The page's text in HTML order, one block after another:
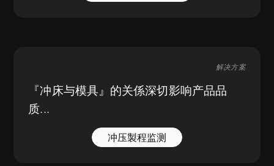
解决方案
『冲床与模具』的关係深切影响产品品
质...
冲压製程监测